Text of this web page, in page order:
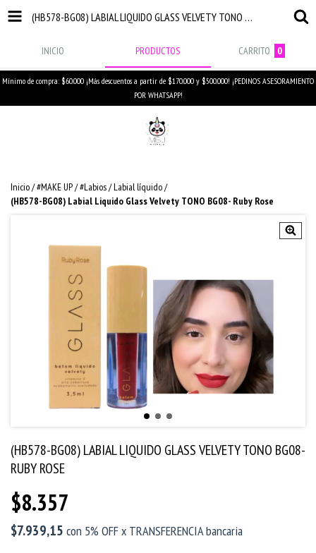
(HB578-BG08) LABIAL LIQUIDO GLASS VELVETY TONO BG08- RUBY ROSE
INICIO PRODUCTOS CARRITO 0
Mínimo de compra: $60.000 ¡Más descuentos a partir de $170.000 y $500.000! ¡PEDINOS ASESORAMIENTO
POR WHATSAPP!
Inicio/#MAKE UP/#Labios/Labial líquido/
(HB578-BG08) Labial Liquido Glass Velvety TONO BG08- Ruby Rose
(HB578-BG08) LABIAL LIQUIDO GLASS VELVETY TONO BG08-
RUBY ROSE
$8.357
$7.939,15 con 5% OFF x TRANSFERENCIA bancaria